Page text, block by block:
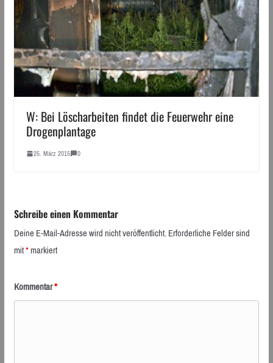
W: Bei Löscharbeiten findet die Feuerwehr eine
Drogenplantage
25. März 2015 0
Schreibe einen Kommentar
Deine E-Mail-Adresse wird nicht veröffentlicht.Erforderliche Felder sind
mit*markiert
Kommentar*